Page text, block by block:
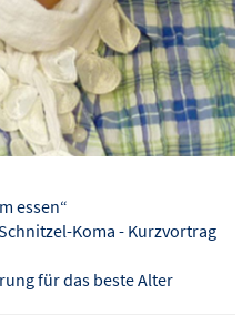
essen“
Koma - Kurzvortrag
für das beste Alter